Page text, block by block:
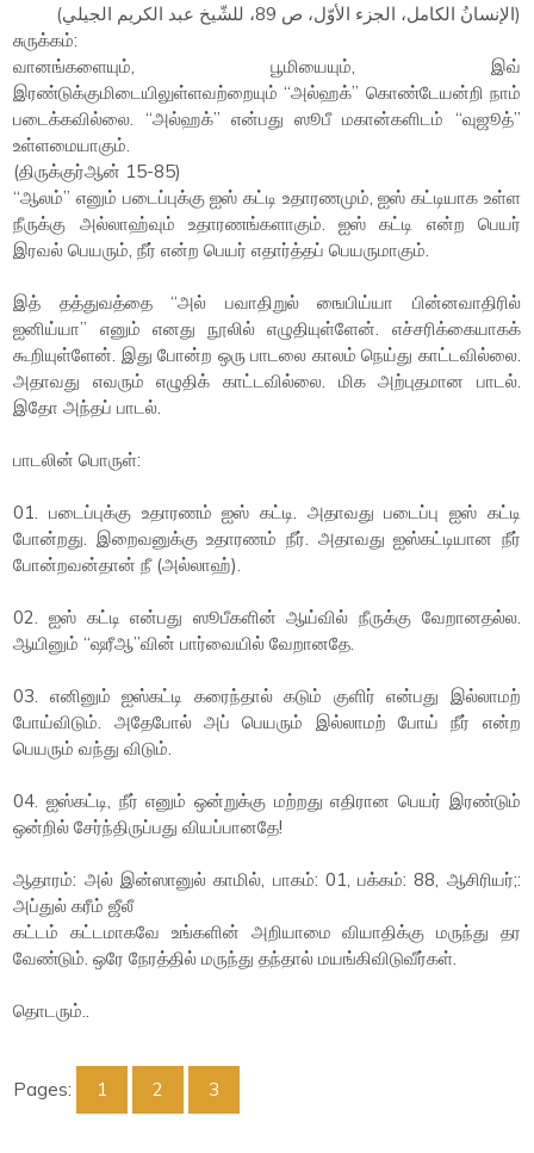
(الإنسانُ الكامل، الجزء الأوّل، ص 89، للشّيخ عبد الكريم الجيلي)
சுருக்கம்:
வானங்களையும், பூமியையும், இவ்
இரண்டுக்குமிடையிலுள்ளவற்றையும் “அல்ஹக்” கொண்டேயன்றி நாம்
படைக்கவில்லை. “அல்ஹக்” என்பது ஸூபீ மகான்களிடம் “வுஜூத்”
உள்ளமையாகும்.
(திருக்குர்ஆன் 15-85)
“ஆலம்” எனும் படைப்புக்கு ஐஸ் கட்டி உதாரணமும், ஐஸ் கட்டியாக உள்ள
நீருக்கு அல்லாஹ்வும் உதாரணங்களாகும். ஐஸ் கட்டி என்ற பெயர்
இரவல் பெயரும், நீர் என்ற பெயர் எதார்த்தப் பெயருமாகும்.
இத் தத்துவத்தை “அல் பவாதிறுல் ஙைபிய்யா பின்னவாதிரில்
ஐனிய்யா” எனும் எனது நூலில் எழுதியுள்ளேன். எச்சரிக்கையாகக்
கூறியுள்ளேன். இது போன்ற ஒரு பாடலை காலம் நெய்து காட்டவில்லை.
அதாவது எவரும் எழுதிக் காட்டவில்லை. மிக அற்புதமான பாடல்.
இதோ அந்தப் பாடல்.
பாடலின் பொருள்:
01. படைப்புக்கு உதாரணம் ஐஸ் கட்டி. அதாவது படைப்பு ஐஸ் கட்டி
போன்றது. இறைவனுக்கு உதாரணம் நீர். அதாவது ஐஸ்கட்டியான நீர்
போன்றவன்தான் நீ (அல்லாஹ்).
02. ஐஸ் கட்டி என்பது ஸூபீகளின் ஆய்வில் நீருக்கு வேறானதல்ல.
ஆயினும் “ஷரீஆ”வின் பார்வையில் வேறானதே.
03. எனினும் ஐஸ்கட்டி கரைந்தால் கடும் குளிர் என்பது இல்லாமற்
போய்விடும். அதேபோல் அப் பெயரும் இல்லாமற் போய் நீர் என்ற
பெயரும் வந்து விடும்.
04. ஐஸ்கட்டி, நீர் எனும் ஒன்றுக்கு மற்றது எதிரான பெயர் இரண்டும்
ஒன்றில் சேர்ந்திருப்பது வியப்பானதே!
ஆதாரம்: அல் இன்ஸானுல் காமில், பாகம்: 01, பக்கம்: 88, ஆசிரியர்;:
அப்துல் கரீம் ஜீலீ
கட்டம் கட்டமாகவே உங்களின் அறியாமை வியாதிக்கு மருந்து தர
வேண்டும். ஒரே நேரத்தில் மருந்து தந்தால் மயங்கிவிடுவீர்கள்.
தொடரும்..
Pages: 1 2 3